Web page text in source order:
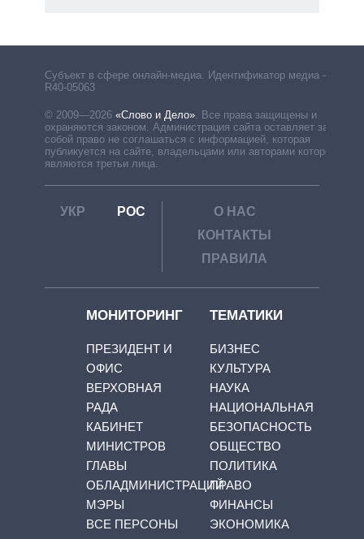
Субъект в сфере онлайн-медиа. Идентификатор медиа –
R40-05063
© 2009—2026 «Слово и Дело»
Все права защищены и
охраняются законом. Администрация сайта оставляет за
собой право не соглашаться с информацией, которая
публикуется на сайте, владельцами или авторами которой
являются третьи лица.
УКР РОС
О НАС
КОНТАКТЫ
ПРАВИЛА
МОНИТОРИНГ
ПРЕЗИДЕНТ И
ОФИС
ВЕРХОВНАЯ
РАДА
КАБИНЕТ
МИНИСТРОВ
ГЛАВЫ
ОБЛАДМИНИСТРАЦИЙ
МЭРЫ
ВСЕ ПЕРСОНЫ
ТЕМАТИКИ
БИЗНЕС
КУЛЬТУРА
НАУКА
НАЦИОНАЛЬНАЯ
БЕЗОПАСНОСТЬ
ОБЩЕСТВО
ПОЛИТИКА
ПРАВО
ФИНАНСЫ
ЭКОНОМИКА